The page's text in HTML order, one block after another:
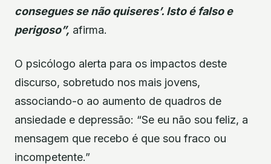
consegues se não quiseres’. Isto é falso e
perigoso”, afirma.
O psicólogo alerta para os impactos deste
discurso, sobretudo nos mais jovens,
associando-o ao aumento de quadros de
ansiedade e depressão: “Se eu não sou feliz, a
mensagem que recebo é que sou fraco ou
incompetente.”